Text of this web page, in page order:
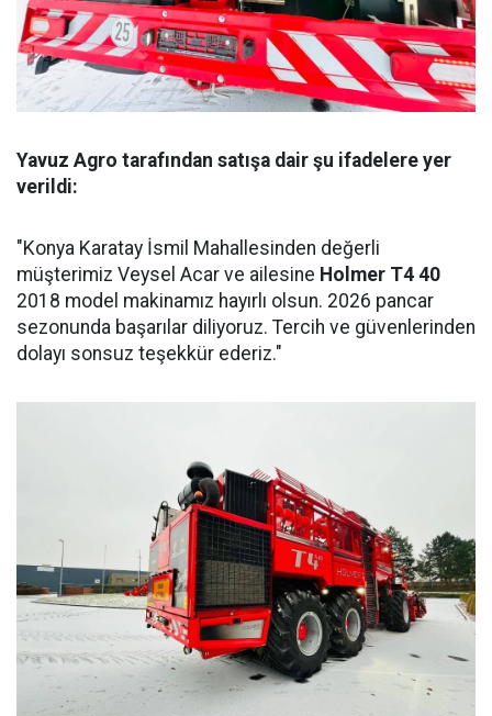
Yavuz Agro tarafından satışa dair şu ifadelere yer
verildi:
"Konya Karatay İsmil Mahallesinden değerli
müşterimiz Veysel Acar ve ailesine Holmer T4 40
2018 model makinamız hayırlı olsun. 2026 pancar
sezonunda başarılar diliyoruz. Tercih ve güvenlerinden
dolayı sonsuz teşekkür ederiz."